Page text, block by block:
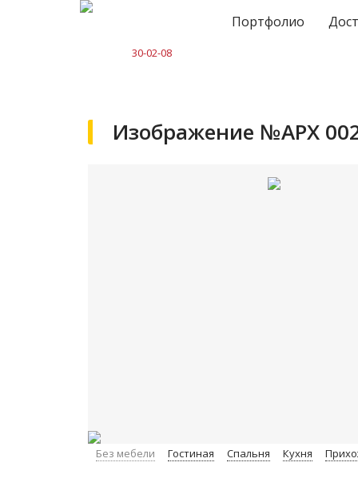
30-02-08
Портфолио
Изображение №АРХ
Без мебели Гостиная Спальня Кухня